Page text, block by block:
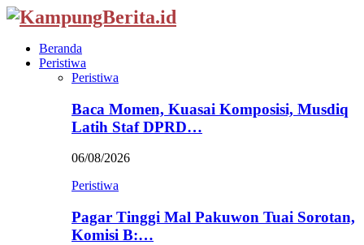
Beranda
Peristiwa
Peristiwa
Baca Momen, Kuasai Komposisi, Musdiq
Latih Staf DPRD…
06/08/2026
Peristiwa
Pagar Tinggi Mal Pakuwon Tuai Sorotan,
Komisi B:…